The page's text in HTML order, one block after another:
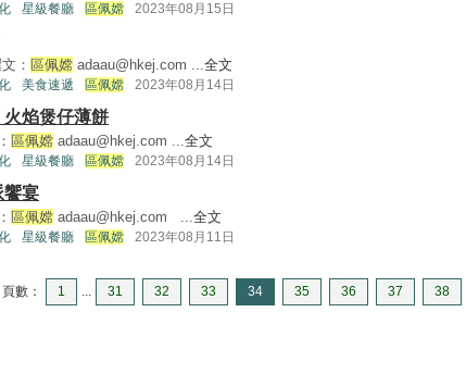
星級餐廳 區佩嫦 2023年08月15日
： 區佩嫦 adaau@hkej.com ...全文
美食速遞 區佩嫦 2023年08月14日
焰煲仔薄餅
區佩嫦 adaau@hkej.com ...全文
星級餐廳 區佩嫦 2023年08月14日
饗宴
區佩嫦 adaau@hkej.com ...全文
星級餐廳 區佩嫦 2023年08月11日
頁數： 1 ... 31 32 33 34 35 36 37 38